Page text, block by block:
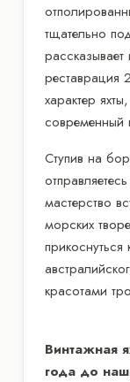
тщательно
реставрация
характер
современный
Ступив на
мастерство
морских
красотами
Винтажная
года до